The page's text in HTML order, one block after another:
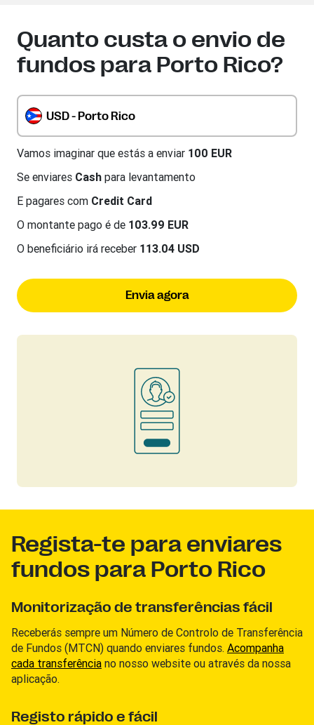
Quanto custa o envio de
fundos para Porto Rico?
USD - Porto Rico
Vamos imaginar que estás a enviar 100 EUR
Se enviares Cash para levantamento
E pagares com Credit Card
O montante pago é de 103.99 EUR
O beneficiário irá receber 113.04 USD
Envia agora
Regista-te para enviares
fundos para Porto Rico
Monitorização de transferências fácil
Receberás sempre um Número de Controlo de Transferência
de Fundos (MTCN) quando enviares fundos. Acompanha
cada transferência no nosso website ou através da nossa
aplicação.
Registo rápido e fácil